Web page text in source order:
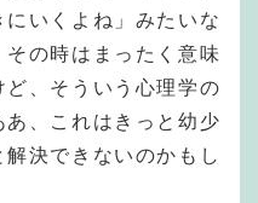
いくよね」みたいな
の時はまったく意味
、そういう心理学の
、これはきっと幼少
決できないのかもし